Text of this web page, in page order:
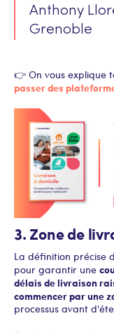
Anthony
Grenoble
👉 On vous explique
passer des
3. Zone de
La définition précise
pour garantir une
délais de livraison
commencer par une
processus avant